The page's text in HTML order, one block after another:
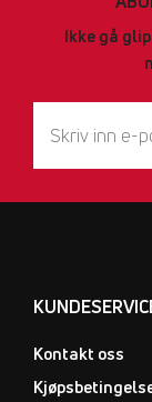
Ikke gå
Kontakt oss